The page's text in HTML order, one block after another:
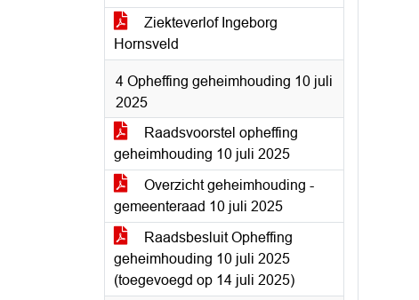
Ziekteverlof Ingeborg
Hornsveld
4 Opheffing geheimhouding 10 juli
2025
Raadsvoorstel opheffing
geheimhouding 10 juli 2025
Overzicht geheimhouding -
gemeenteraad 10 juli 2025
Raadsbesluit Opheffing
geheimhouding 10 juli 2025
(toegevoegd op 14 juli 2025)